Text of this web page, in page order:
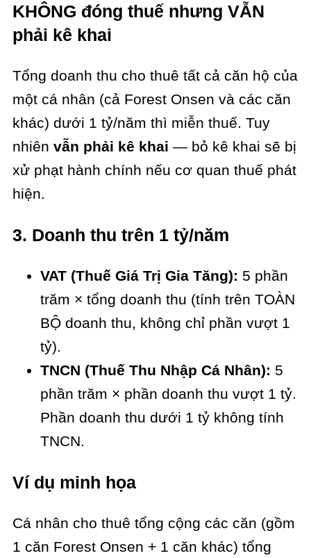
KHÔNG đóng thuế nhưng VẪN
phải kê khai
Tổng doanh thu cho thuê tất cả căn hộ của
một cá nhân (cả Forest Onsen và các căn
khác) dưới 1 tỷ/năm thì miễn thuế. Tuy
nhiên vẫn phải kê khai — bỏ kê khai sẽ bị
xử phạt hành chính nếu cơ quan thuế phát
hiện.
3. Doanh thu trên 1 tỷ/năm
VAT (Thuế Giá Trị Gia Tăng): 5 phần
trăm × tổng doanh thu (tính trên TOÀN
BỘ doanh thu, không chỉ phần vượt 1
tỷ).
TNCN (Thuế Thu Nhập Cá Nhân): 5
phần trăm × phần doanh thu vượt 1 tỷ.
Phần doanh thu dưới 1 tỷ không tính
TNCN.
Ví dụ minh họa
Cá nhân cho thuê tổng cộng các căn (gồm
1 căn Forest Onsen + 1 căn khác) tổng